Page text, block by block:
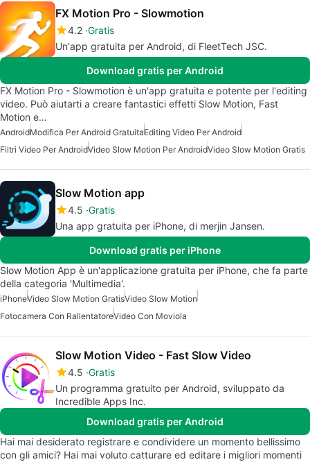
FX Motion Pro - Slowmotion
4.2 Gratis
Un'app gratuita per Android, di FleetTech JSC.
Download gratis per Android
FX Motion Pro - Slowmotion è un'app gratuita e potente per l'editing
video. Può aiutarti a creare fantastici effetti Slow Motion, Fast
Motion e…
AndroidModifica Per Android GratuitaEditing Video Per Android
Filtri Video Per AndroidVideo Slow Motion Per AndroidVideo Slow Motion Gratis
Slow Motion aрр
4.5 Gratis
Una app gratuita per iPhone, di merjin Jansen.
Download gratis per iPhone
Slow Motion Aрр è un'applicazione gratuita per iPhone, che fa parte
della categoria 'Multimedia'.
iPhoneVideo Slow Motion GratisVideo Slow Motion
Fotocamera Con RallentatoreVideo Con Moviola
Slow Motion Video - Fast Slow Video
4.5 Gratis
Un programma gratuito per Android, sviluppato da
Incredible Apps Inc.
Download gratis per Android
Hai mai desiderato registrare e condividere un momento bellissimo
con gli amici? Hai mai voluto catturare ed editare i migliori momenti